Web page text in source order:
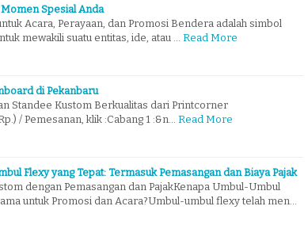
Spesial Anda
Acara, Perayaan, dan Promosi Bendera adalah simbol
mewakili suatu entitas, ide, atau …
Read More
di Pekanbaru
Standee Kustom Berkualitas dari Printcorner
/ Pemesanan, klik :Cabang 1 :&n…
Read More
Flexy yang Tepat: Termasuk Pemasangan dan Biaya Pajak
dengan Pemasangan dan PajakKenapa Umbul-Umbul
untuk Promosi dan Acara?Umbul-umbul flexy telah men…